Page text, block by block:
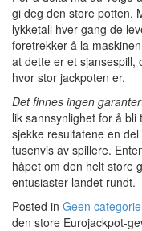
gi deg den store potten.
lykketall hver gang de
foretrekker å la
at dette er et sjansespill,
hvor stor jackpoten er.
Det finnes ingen
lik sannsynlighet for å
sjekke resultatene en
tusenvis av spillere.
håpet om den helt store
entusiaster landet rundt.
Posted in Geen categorie
den store Eurojackpot-